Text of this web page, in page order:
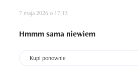
7 maja 2026 o 17:13
Hmmm sama niewiem
Kupi ponownie